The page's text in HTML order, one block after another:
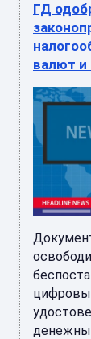
ГД
валют и